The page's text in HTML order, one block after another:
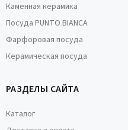
Каменная керамика
Посуда PUNTO BIANCA
Фарфоровая посуда
Керамическая посуда
РАЗДЕЛЫ САЙТА
Каталог